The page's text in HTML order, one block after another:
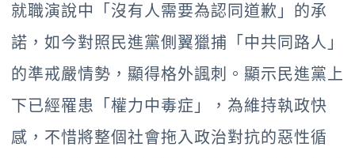
就職演說中「沒有人需要為認同道歉」的承
諾，如今對照民進黨側翼獵捕「中共同路人」
的準戒嚴情勢，顯得格外諷刺。顯示民進黨上
下已經罹患「權力中毒症」，為維持執政快
感，不惜將整個社會拖入政治對抗的惡性循